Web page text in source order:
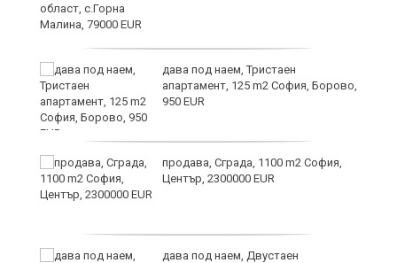
дава под наем, Тристаен
апартамент, 125 m2 София, Борово,
950 EUR
продава, Сграда, 1100 m2 София,
Център, 2300000 EUR
дава под наем, Двустаен